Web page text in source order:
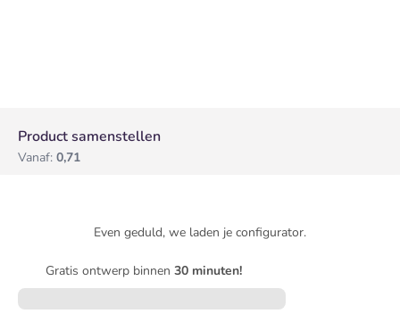
Product samenstellen
Vanaf: 0,71
Even geduld, we laden je configurator.
Gratis ontwerp binnen 30 minuten!